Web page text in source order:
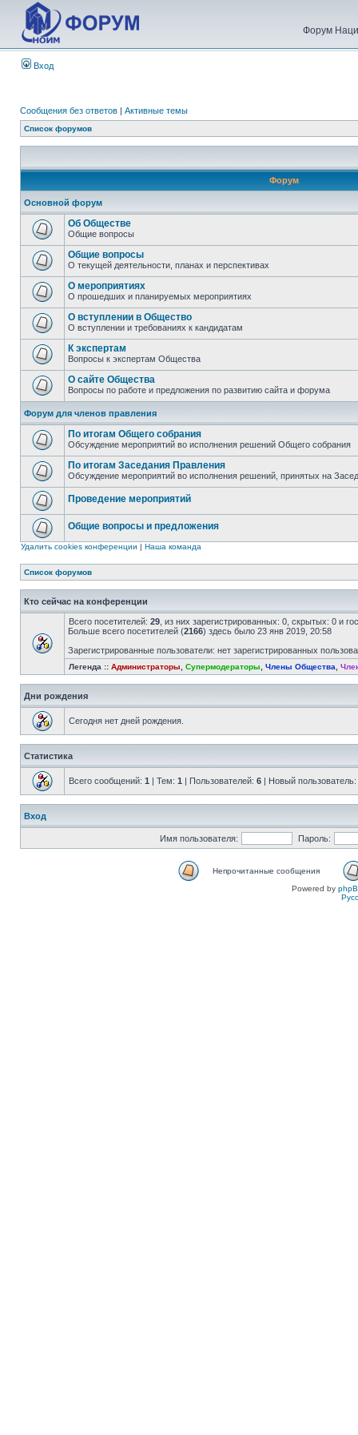
Форум
Вход
Сообщения без ответов | Активные темы
Список форумов
Форум
Основной форум
Об Обществе
Общие вопросы
Общие вопросы
О текущей деятельности, планах и перспективах
О мероприятиях
О прошедших и планируемых мероприятиях
О вступлении в Общество
О вступлении и требованиях к кандидатам
К экспертам
Вопросы к экспертам Общества
О сайте Общества
Вопросы по работе и предложения по развитию сайта и форума
Форум для членов правления
По итогам Общего собрания
Обсуждение мероприятий во исполнения решений Общего собрания
По итогам Заседания Правления
Обсуждение мероприятий во исполнения решений, принятых на
Проведение мероприятий
Общие вопросы и предложения
Удалить cookies конференции | Наша команда
Список форумов
Кто сейчас на конференции
Всего посетителей: 29 , из них зарегистрированных: 0, скрытых: 0 и
Больше всего посетителей (2166) здесь было 23 янв 2019, 20:58
Зарегистрированные пользователи: нет зарегистрированных
Легенда :: Администраторы Супермодераторы Члены Общества
Дни рождения
Сегодня нет дней рождения.
Статистика
Всего сообщений: 1 | Тем: 1 | Пользователей: 6 | Новый пользователь:
Вход
Имя пользователя: Пароль:
Непрочитанные сообщения
Powered by